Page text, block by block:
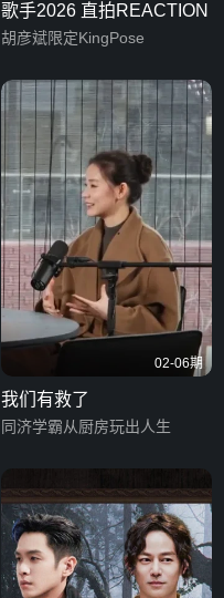
歌手2026 直拍REACTION
胡彦斌限定KingPose
02-06期
我们有救了
同济学霸从厨房玩出人生